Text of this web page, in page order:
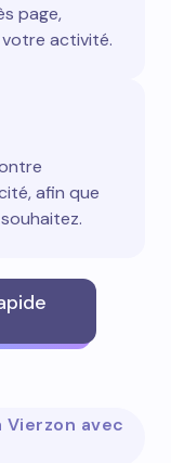
page,
votre activité.
afin que
avec